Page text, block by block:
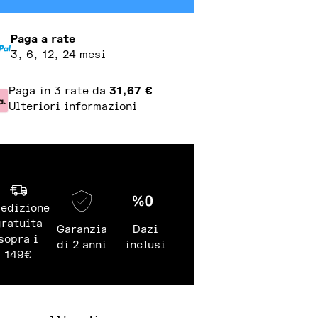
Paga a rate
3, 6, 12, 24 mesi
Paga in 3 rate da31,67 €
Ulteriori informazioni
i
149€
Garanzia
di 2 anni
Dazi
inclusi